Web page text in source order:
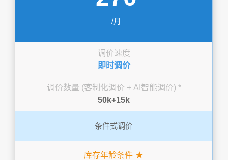
/月
调价速度
即时调价
调价数量 (客制化调价 + AI智能调价) *
50k+15k
条件式调价
库存年龄条件